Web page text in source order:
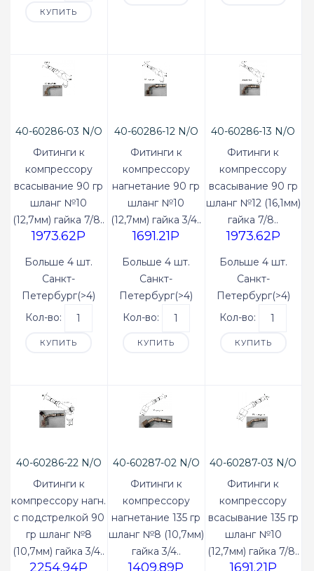
КУПИТЬ
40-60286-03 N/O
Фитинги к
компрессору
всасывание 90 гр
шланг №10
(12,7мм) гайка 7/8..
1973.62P
Больше 4 шт.
Санкт-
Петербург(>4)
Кол-во:
КУПИТЬ
40-60286-12 N/O
Фитинги к
компрессору
нагнетание 90 гр
шланг №10
(12,7мм) гайка 3/4..
1691.21P
Больше 4 шт.
Санкт-
Петербург(>4)
Кол-во:
КУПИТЬ
40-60286-13 N/O
Фитинги к
компрессору
всасывание 90 гр
шланг №12 (16,1мм)
гайка 7/8..
1973.62P
Больше 4 шт.
Санкт-
Петербург(>4)
Кол-во:
КУПИТЬ
40-60286-22 N/O
Фитинги к
компрессору нагн.
с подстрелкой 90
гр шланг №8
(10,7мм) гайка 3/4..
2254.94P
40-60287-02 N/O
Фитинги к
компрессору
нагнетание 135 гр
шланг №8 (10,7мм)
гайка 3/4..
1409.89P
40-60287-03 N/O
Фитинги к
компрессору
всасывание 135 гр
шланг №10
(12,7мм) гайка 7/8..
1691.21P